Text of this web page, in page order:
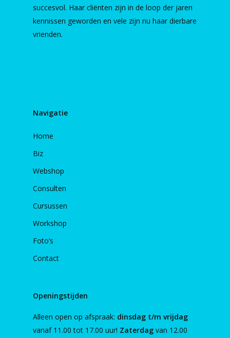
succesvol. Haar cliënten zijn in de loop der jaren
kennissen geworden en vele zijn nu haar dierbare
vrienden.
Navigatie
Home
Biz
Webshop
Consulten
Cursussen
Workshop
Foto’s
Contact
Openingstijden
Alleen open op afspraak: dinsdag t/m vrijdag
vanaf 11.00 tot 17.00 uur! Zaterdag van 12.00